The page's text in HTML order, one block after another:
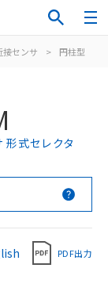
接センサ > 円柱型
形式セレクタ
PDF出力